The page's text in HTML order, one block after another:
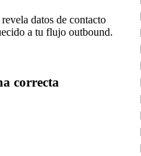
datos de contacto
a tu flujo outbound.
correcta